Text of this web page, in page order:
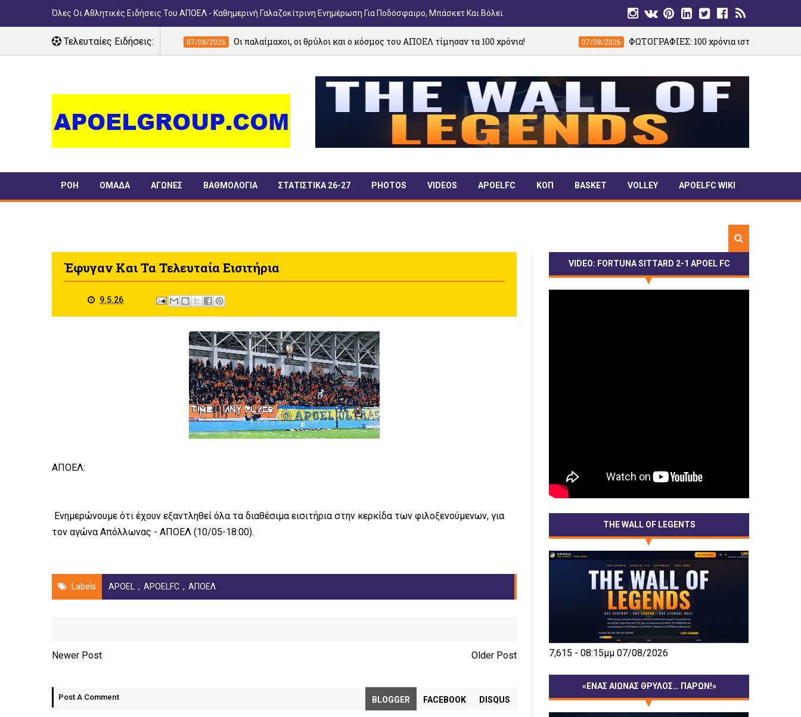
Όλες Οι Αθλητικές Ειδήσεις Του ΑΠΟΕΛ - Καθημερινή Γαλαζοκίτρινη Ενημέρωση Για Ποδόσφαιρο, Μπάσκετ Και Βόλεϊ
Τελευταίες Ειδήσεις:
στο ΓΣΠ» 07/08/2026 Οι παλαίμαχοι, οι θρύλοι και ο κόσμος του ΑΠΟΕΛ τίμησαν τα 100 χρόνια! 07/08/2026 ΦΩΤΟΓΡΑΦΙΕΣ: 100 χρόνια ιστορίας σε μία βραδιά –
ΡΟΗ ΟΜΑΔΑ ΑΓΩΝΕΣ ΒΑΘΜΟΛΟΓΙΑ ΣΤΑΤΙΣΤΙΚΑ 26-27 PHOTOS VIDEOS APOELFC ΚΟΠ BASKET VOLLEY APOELFC WIKI
Έφυγαν Και Τα Τελευταία Εισιτήρια
9.5.26
ΑΠΟΕΛ:
Ενημερώνουμε ότι έχουν εξαντληθεί όλα τα διαθέσιμα εισιτήρια στην κερκίδα των φιλοξενούμενων, για
τον αγώνα Απόλλωνας - ΑΠΟΕΛ (10/05-18:00).
Labels APOEL , APOELFC , ΑΠΟΕΛ
Newer Post Older Post
Post A Comment BLOGGER FACEBOOK DISQUS
VIDEO: FORTUNA SITTARD 2-1 APOEL FC
THE WALL OF LEGENTS
7,615 - 08:15μμ 07/08/2026
«ΕΝΑΣ ΑΙΩΝΑΣ ΘΡΥΛΟΣ… ΠΑΡΩΝ!»